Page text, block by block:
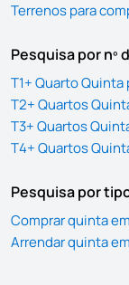
Terrenos para
Pesquisa por nº
T1+ Quarto Quinta
T2+ Quartos
T3+ Quartos
T4+ Quartos
Pesquisa por
Comprar quinta
Arrendar quinta